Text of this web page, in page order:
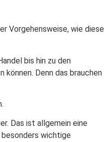
Vorgehensweise, wie diese
bis hin zu den
können. Denn das brauchen
Das ist allgemein eine
wichtige